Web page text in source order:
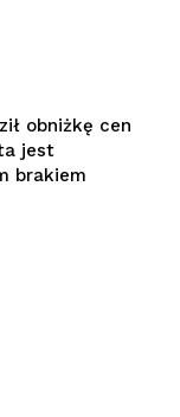
obniżkę cen
jest
brakiem